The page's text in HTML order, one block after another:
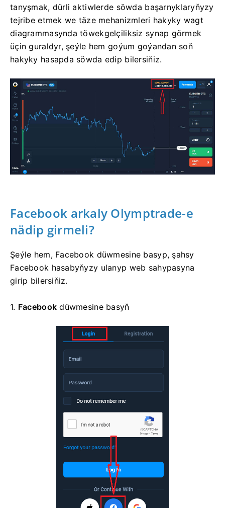
tanyşmak, dürli aktiwlerde söwda başarnyklaryňyzy
tejribe etmek we täze mehanizmleri hakyky wagt
diagrammasynda töwekgelçiliksiz synap görmek
üçin guraldyr, şeýle hem goýum goýandan soň
hakyky hasapda söwda edip bilersiňiz.
Facebook arkaly Olymptrade-e
nädip girmeli?
Şeýle hem, Facebook düwmesine basyp, şahsy
Facebook hasabyňyzy ulanyp web sahypasyna
girip bilersiňiz.
1. Facebook düwmesine basyň